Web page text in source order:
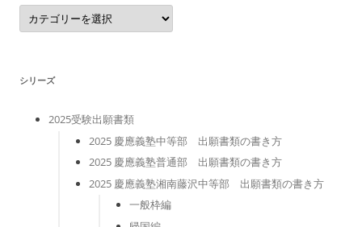
カ
テ
ゴ
シリーズ
2025受験出願書類
2025 慶應義塾中等部 出願書類の書き方
2025 慶應義塾普通部 出願書類の書き方
2025 慶應義塾湘南藤沢中等部 出願書類の書き方
一般枠編